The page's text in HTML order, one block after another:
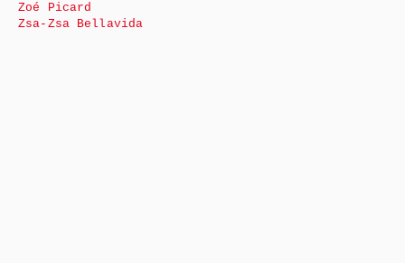
Zoé Picard
Zsa-Zsa Bellavida